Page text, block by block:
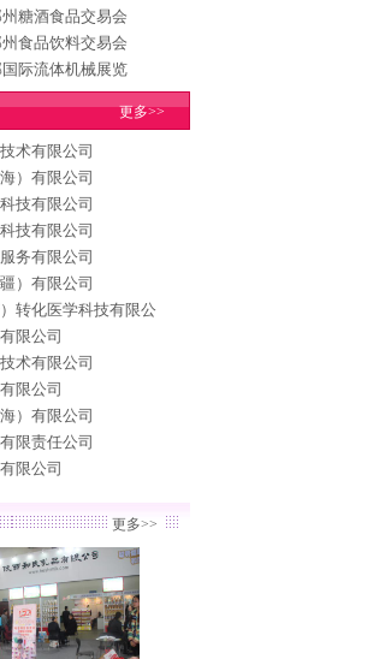
糖酒食品交易会
食品饮料交易会
际流体机械展览
更多>>
术有限公司
）有限公司
技有限公司
技有限公司
务有限公司
）有限公司
转化医学科技有限公
限公司
术有限公司
限公司
）有限公司
限责任公司
限公司
更多>>